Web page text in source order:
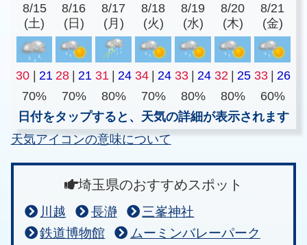
8/15
(土)
8/16
(日)
8/17
(月)
8/18
(火)
8/19
(水)
8/20
(木)
8/21
(金)
30 | 21 28 | 21 31 | 24 34 | 24 33 | 24 32 | 25 33 | 26
70%
70% 80% 70% 80% 80%
60%
日付をタップすると、天気の詳細が表示されます
天気アイコンの意味について
埼玉県のおすすめスポット
川越 長瀞
三峯神社
鉄道博物館
ムーミンバレーパーク